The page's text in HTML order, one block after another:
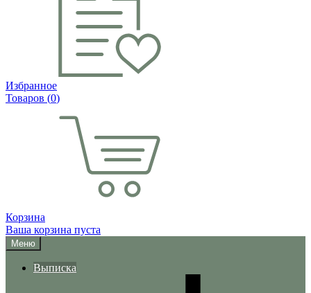
Избранное
Товаров (0)
Корзина
Ваша корзина пуста
Меню
Выписка